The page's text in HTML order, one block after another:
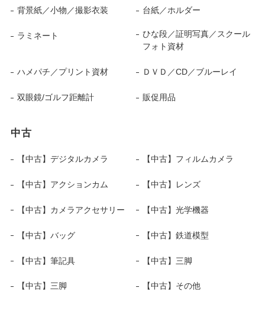
背景紙／小物／撮影衣装 台紙／ホルダー
ラミネート
ひな段／証明写真／スクール
フォト資材
ハメパチ／プリント資材 ＤＶＤ／CD／ブルーレイ
双眼鏡/ゴルフ距離計 販促用品
中古
【中古】デジタルカメラ 【中古】フィルムカメラ
【中古】アクションカム 【中古】レンズ
【中古】カメラアクセサリー 【中古】光学機器
【中古】バッグ 【中古】鉄道模型
【中古】筆記具 【中古】三脚
【中古】三脚 【中古】その他